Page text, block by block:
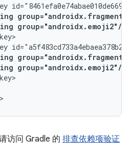
group="androidx.emoji2"/>
group="androidx.emoji2"/>
访问 Gradle 的 排查依赖项验证